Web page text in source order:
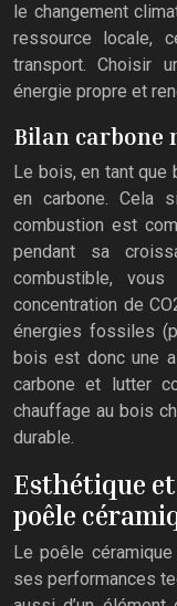
le changement
ressource locale,
transport. Choisir
énergie propre et
Bilan carbone
Le bois, en tant
en carbone. Cela
combustion est
pendant sa
combustible,
concentration de
énergies fossiles
bois est donc une
carbone et lutter
chauffage au bois
durable.
Esthétique
poêle
Le poêle
ses performances